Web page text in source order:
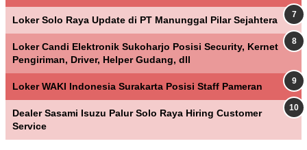
Loker Solo Raya Update di PT Manunggal Pilar Sejahtera
Loker Candi Elektronik Sukoharjo Posisi Security, Kernet
Pengiriman, Driver, Helper Gudang, dll
Loker WAKI Indonesia Surakarta Posisi Staff Pameran
Dealer Sasami Isuzu Palur Solo Raya Hiring Customer
Service